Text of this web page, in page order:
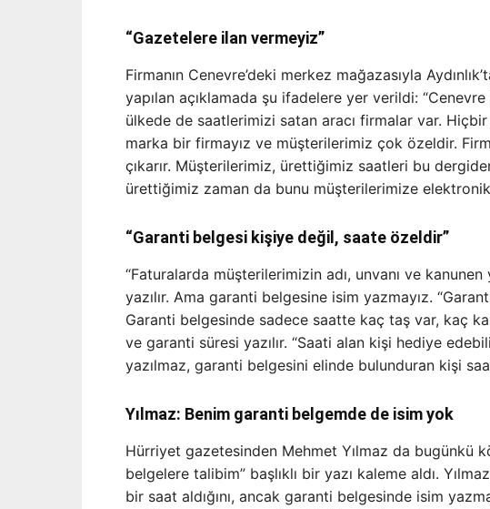
“Gazetelere ilan vermeyiz”
Firmanın Cenevre’deki merkez mağazasıyla
yapılan açıklamada şu ifadelere yer verildi: “Cenevre
ülkede de saatlerimizi satan aracı firmalar var.
marka bir firmayız ve müşterilerimiz çok özeldir.
çıkarır. Müşterilerimiz, ürettiğimiz saatleri bu
ürettiğimiz zaman da bunu müşterilerimize
“Garanti belgesi kişiye değil, saate özeldir”
“Faturalarda müşterilerimizin adı, unvanı ve
yazılır. Ama garanti belgesine isim yazmayız.
Garanti belgesinde sadece saatte kaç taş var, kaç
ve garanti süresi yazılır. “Saati alan kişi hediye
yazılmaz, garanti belgesini elinde bulunduran kişi
Yılmaz: Benim garanti belgemde de isim yok
Hürriyet gazetesinden Mehmet Yılmaz da bugünkü
belgelere talibim” başlıklı bir yazı kaleme aldı.
bir saat aldığını, ancak garanti belgesinde isim